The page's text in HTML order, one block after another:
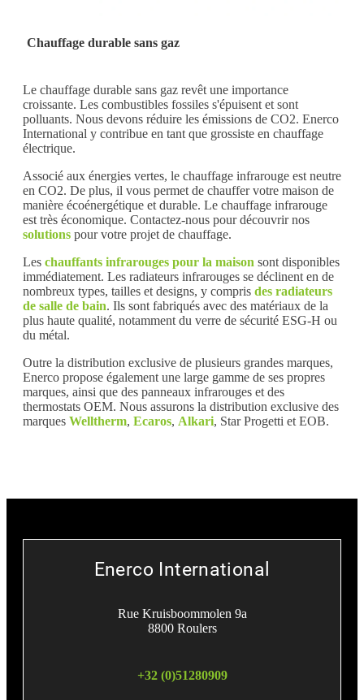
Chauffage durable sans gaz
Le chauffage durable sans gaz revêt une importance
croissante. Les combustibles fossiles s'épuisent et sont
polluants. Nous devons réduire les émissions de CO2. Enerco
International y contribue en tant que grossiste en chauffage
électrique.
Associé aux énergies vertes, le chauffage infrarouge est neutre
en CO2. De plus, il vous permet de chauffer votre maison de
manière écoénergétique et durable. Le chauffage infrarouge
est très économique. Contactez-nous pour découvrir nos
solutions pour votre projet de chauffage.
Les chauffants infrarouges pour la maison sont disponibles
immédiatement. Les radiateurs infrarouges se déclinent en de
nombreux types, tailles et designs, y compris des radiateurs
de salle de bain. Ils sont fabriqués avec des matériaux de la
plus haute qualité, notamment du verre de sécurité ESG-H ou
du métal.
Outre la distribution exclusive de plusieurs grandes marques,
Enerco propose également une large gamme de ses propres
marques, ainsi que des panneaux infrarouges et des
thermostats OEM. Nous assurons la distribution exclusive des
marques Welltherm, Ecaros, Alkari, Star Progetti et EOB.
Enerco International
Rue Kruisboommolen 9a
8800 Roulers
+32 (0)51280909